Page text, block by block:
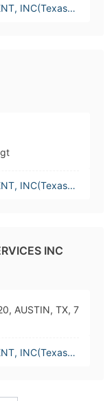
INC(Texas
INC(Texas
INC
AUSTIN, TX, 7
INC(Texas